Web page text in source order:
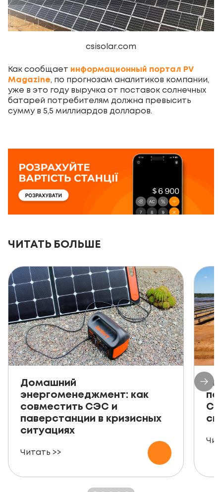
csisolar.com
Как сообщает информационный портал PV
Magazine, по прогнозам аналитиков компании,
уже в это году выручка от поставок солнечных
батарей потребителям должна превысить
сумму в 5,5 миллиардов долларов.
ЧИТАТЬ БОЛЬШЕ
Домашний
энергоменеджмент: как
совместить СЭС и
паверстанции в кризисных
ситуациях
Читать >>